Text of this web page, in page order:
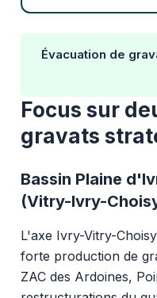
Évacuation de
Focus sur
gravats
Bassin Plaine
(Vitry-Ivry-
L'axe Ivry-Vitry-
forte production de
ZAC des Ardoines,